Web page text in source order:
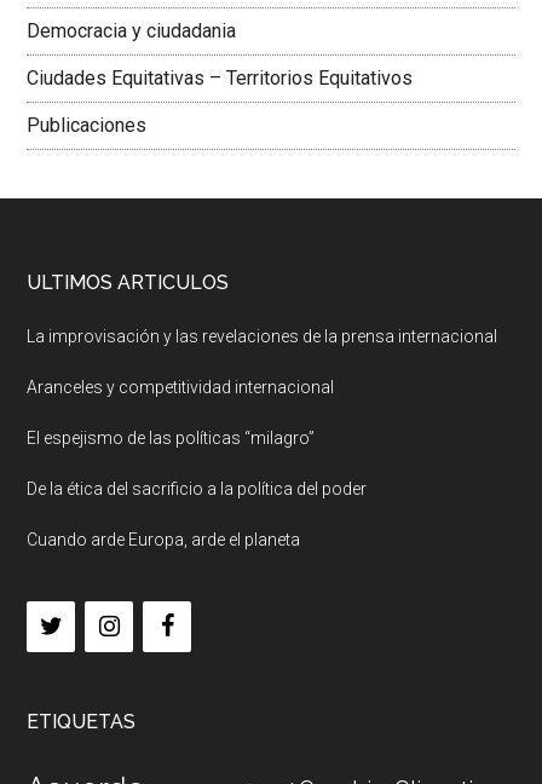
Democracia y ciudadania
Ciudades Equitativas – Territorios Equitativos
Publicaciones
ULTIMOS ARTICULOS
La improvisación y las revelaciones de la prensa internacional
Aranceles y competitividad internacional
El espejismo de las políticas “milagro”
De la ética del sacrificio a la política del poder
Cuando arde Europa, arde el planeta
ETIQUETAS